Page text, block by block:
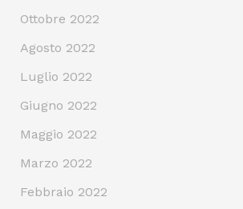
Ottobre 2022
Agosto 2022
Luglio 2022
Giugno 2022
Maggio 2022
Marzo 2022
Febbraio 2022